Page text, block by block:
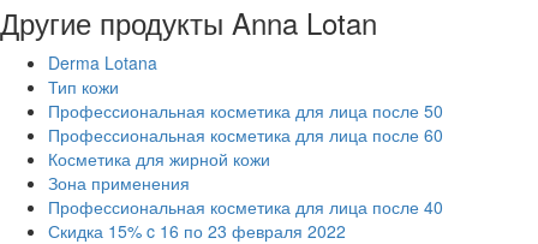
Другие продукты Anna Lotan
Derma Lotana
Тип кожи
Профессиональная косметика для лица после 50
Профессиональная косметика для лица после 60
Косметика для жирной кожи
Зона применения
Профессиональная косметика для лица после 40
Скидка 15% c 16 по 23 февраля 2022